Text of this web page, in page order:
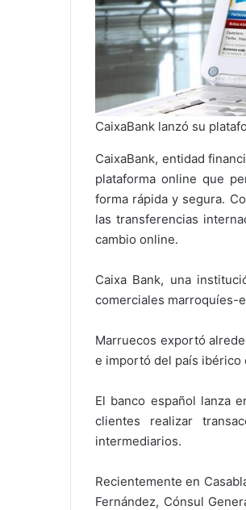
CaixaBank lanzó su
CaixaBank, entidad
plataforma online que
forma rápida y segura.
las transferencias
cambio online.
Caixa Bank, una
comerciales marroquíes-
Marruecos exportó
e importó del país ibérico
El banco español lanza
clientes realizar
intermediarios.
Recientemente en
Fernández, Cónsul